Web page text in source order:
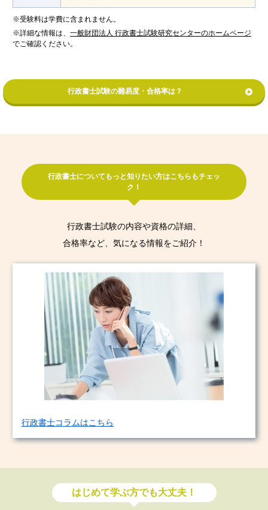
※受験料は学費に含まれません。
※詳細な情報は、 一般財団法人 行政書士試験研究センターのホームページ
でご確認ください。
行政書士試験の難易度・合格率は？
行政書士についてもっと知りたい方はこちらもチェッ
ク！
行政書士試験の内容や資格の詳細、
合格率など、気になる情報をご紹介！
行政書士コラムはこちら
はじめて学ぶ方でも大丈夫！